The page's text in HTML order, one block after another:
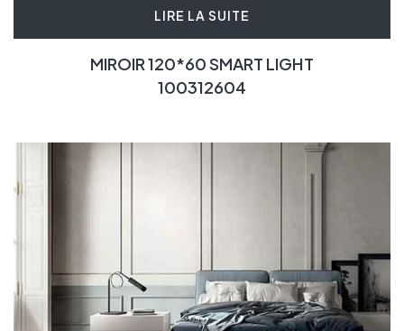
LIRE LA SUITE
MIROIR 120*60 SMART LIGHT
100312604